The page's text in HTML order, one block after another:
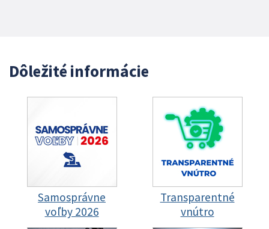
Dôležité informácie
Samosprávne
voľby 2026
Transparentné
vnútro